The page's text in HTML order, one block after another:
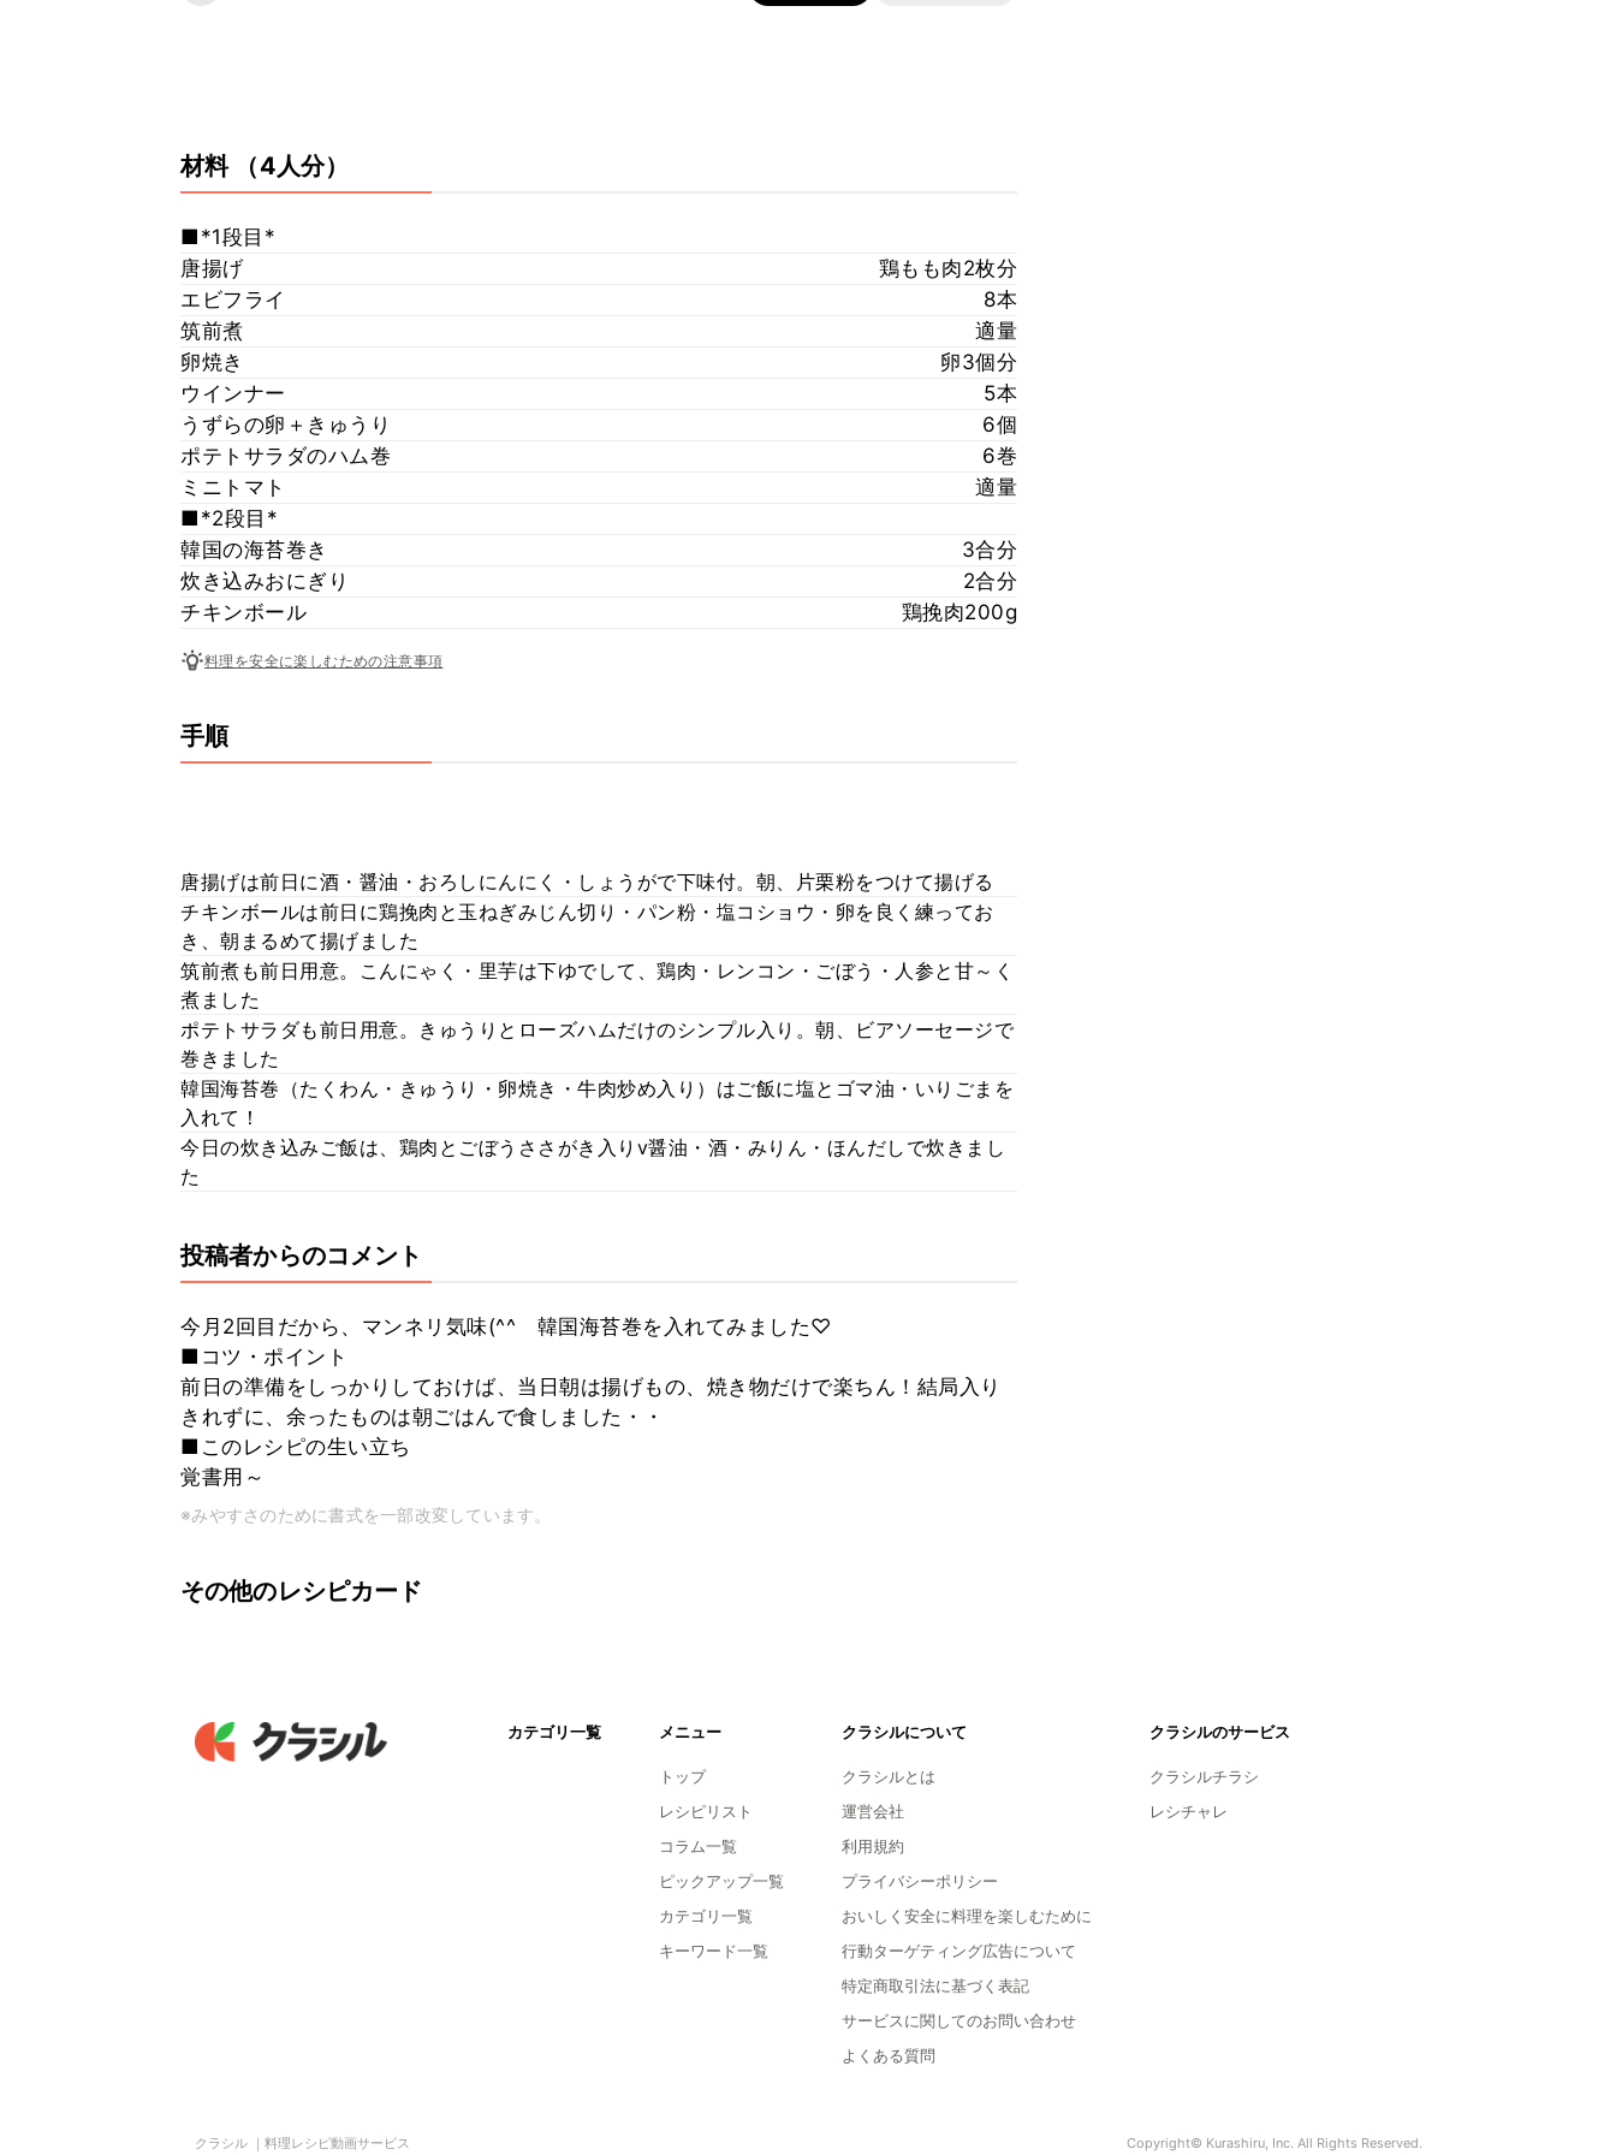
材料 （4人分）
■*1段目*
唐揚げ
鶏もも肉2枚分
エビフライ
8本
筑前煮
適量
卵焼き
卵3個分
ウインナー
5本
うずらの卵＋きゅうり
6個
ポテトサラダのハム巻
6巻
ミニトマト
適量
■*2段目*
韓国の海苔巻き
3合分
炊き込みおにぎり
2合分
チキンボール
鶏挽肉200g
料理を安全に楽しむための注意事項
手順
唐揚げは前日に酒・醤油・おろしにんにく・しょうがで下味付。朝、片栗粉をつけて揚げる
チキンボールは前日に鶏挽肉と玉ねぎみじん切り・パン粉・塩コショウ・卵を良く練ってお
き、朝まるめて揚げました
筑前煮も前日用意。こんにゃく・里芋は下ゆでして、鶏肉・レンコン・ごぼう・人参と甘～く
煮ました
ポテトサラダも前日用意。きゅうりとローズハムだけのシンプル入り。朝、ビアソーセージで
巻きました
韓国海苔巻（たくわん・きゅうり・卵焼き・牛肉炒め入り）はご飯に塩とゴマ油・いりごまを
入れて！
今日の炊き込みご飯は、鶏肉とごぼうささがき入りv醤油・酒・みりん・ほんだしで炊きまし
た
投稿者からのコメント
今月2回目だから、マンネリ気味(^^ゞ韓国海苔巻を入れてみました♡
■コツ・ポイント
前日の準備をしっかりしておけば、当日朝は揚げもの、焼き物だけで楽ちん！結局入り
きれずに、余ったものは朝ごはんで食しました・・
■このレシピの生い立ち
覚書用～
※みやすさのために書式を一部改変しています。
その他のレシピカード
カテゴリ一覧 メニュー
トップ
レシピリスト
コラム一覧
ピックアップ一覧
カテゴリ一覧
キーワード一覧
クラシルについて
クラシルとは
運営会社
利用規約
プライバシーポリシー
おいしく安全に料理を楽しむために
行動ターゲティング広告について
特定商取引法に基づく表記
サービスに関してのお問い合わせ
よくある質問
クラシルのサービス
クラシルチラシ
レシチャレ
クラシル ｜料理レシピ動画サービス Copyright© Kurashiru, Inc. All Rights Reserved.